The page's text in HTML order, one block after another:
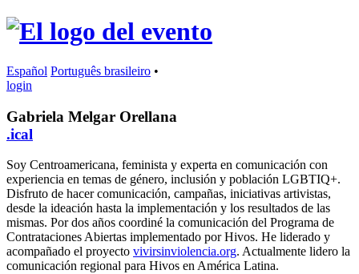
Español Português brasileiro •
login
Gabriela Melgar Orellana
.ical
Soy Centroamericana, feminista y experta en comunicación con
experiencia en temas de género, inclusión y población LGBTIQ+.
Disfruto de hacer comunicación, campañas, iniciativas artivistas,
desde la ideación hasta la implementación y los resultados de las
mismas. Por dos años coordiné la comunicación del Programa de
Contrataciones Abiertas implementado por Hivos. He liderado y
acompañado el proyecto vivirsinviolencia.org. Actualmente lidero la
comunicación regional para Hivos en América Latina.